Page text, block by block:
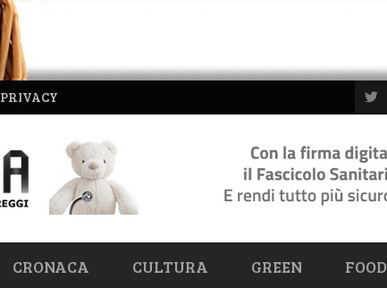
PRIVACY
CRONACA CULTURA GREEN FOOD